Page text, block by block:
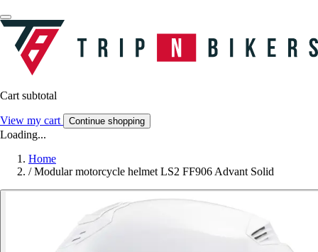
Cart subtotal
View my cart Continue shopping
Loading...
Home
/ Modular motorcycle helmet LS2 FF906 Advant Solid